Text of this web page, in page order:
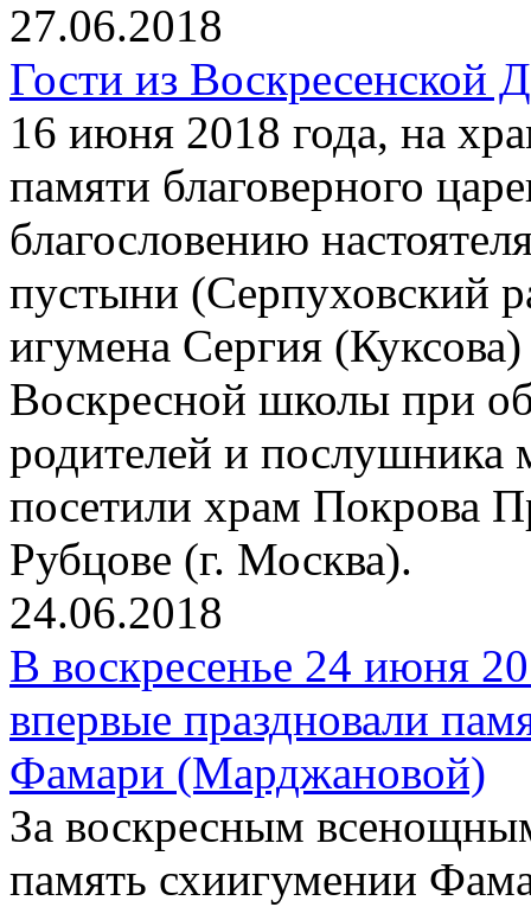
27.06.2018
Гости из Воскресенской
16 июня 2018 года, на
памяти благоверного
благословению
пустыни (Серпуховский
игумена Сергия
Воскресной школы при
родителей и послушника
посетили храм Покрова
Рубцове (г. Москва).
24.06.2018
В воскресенье 24 июня
впервые праздновали
Фамари (Марджановой)
За воскресным
память схиигумении